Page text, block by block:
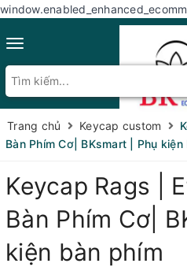
Toggle
Trang chủ Keycap custom
Bàn Phím Cơ| BKsmart | Phụ kiện
Keycap Rags |
Bàn Phím Cơ|
kiện bàn phím